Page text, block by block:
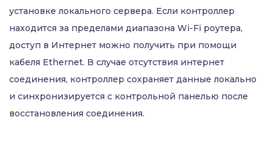
установке локального сервера. Если контроллер
находится за пределами диапазона Wi-Fi роутера,
доступ в Интернет можно получить при помощи
кабеля Ethernet. В случае отсутствия интернет
соединения, контроллер сохраняет данные локально
и синхронизируется с контрольной панелью после
восстановления соединения.